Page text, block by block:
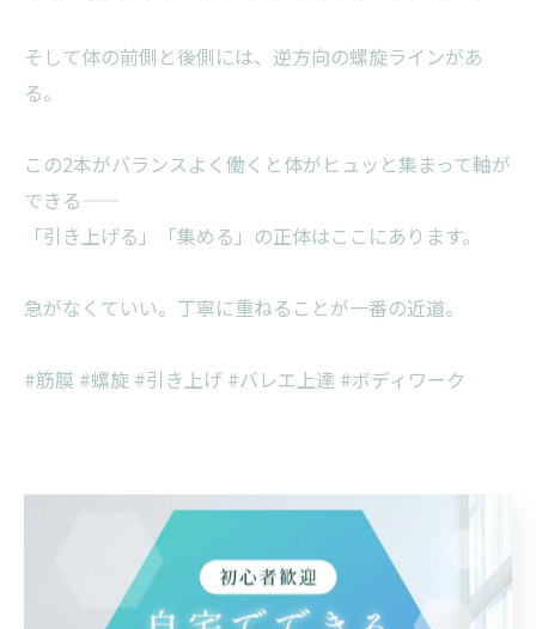
そして体の前側と後側には、逆方向の螺旋ラインがあ
る。
この2本がバランスよく働くと体がヒュッと集まって軸が
できる——
「引き上げる」「集める」の正体はここにあります。
急がなくていい。丁寧に重ねることが一番の近道。
#筋膜 #螺旋 #引き上げ #バレエ上達 #ボディワーク
一覧に戻る